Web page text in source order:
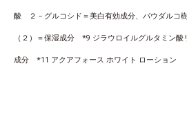
酸 ２－グルコシド＝美白有効成分、パウダルコ
（２）＝保湿成分 *9 ジラウロイルグルタミン
成分 *11 アクアフォース ホワイト ローション